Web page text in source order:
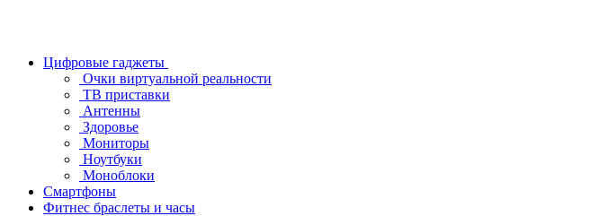
Цифровые гаджеты
Очки виртуальной реальности
ТВ приставки
Антенны
Здоровье
Мониторы
Ноутбуки
Моноблоки
Смартфоны
Фитнес браслеты и часы